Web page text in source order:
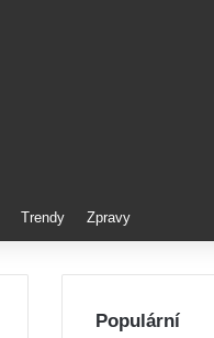
Trendy Zpravy
Populární